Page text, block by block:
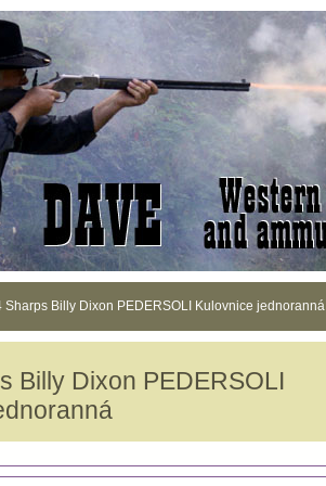
Sharps Billy Dixon PEDERSOLI Kulovnice jednoranná
Billy Dixon PEDERSOLI